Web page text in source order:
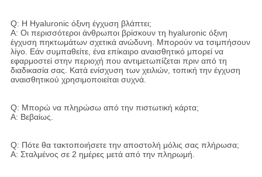
Q: Η Hyaluronic όξινη έγχυση βλάπτει;
Α: Οι περισσότεροι άνθρωποι βρίσκουν τη hyaluronic όξινη
έγχυση πηκτωμάτων σχετικά ανώδυνη. Μπορούν να τσιμπήσουν
λίγο. Εάν συμπαθείτε, ένα επίκαιρο αναισθητικό μπορεί να
εφαρμοστεί στην περιοχή που αντιμετωπίζεται πριν από τη
διαδικασία σας. Κατά ενίσχυση των χειλιών, τοπική την έγχυση
αναισθητικού χρησιμοποιείται συχνά.
Q: Μπορώ να πληρώσω από την πιστωτική κάρτα;
Α: Βεβαίως.
Q: Πότε θα τακτοποιήσετε την αποστολή μόλις σας πλήρωσα;
Α: Σταλμένος σε 2 ημέρες μετά από την πληρωμή.